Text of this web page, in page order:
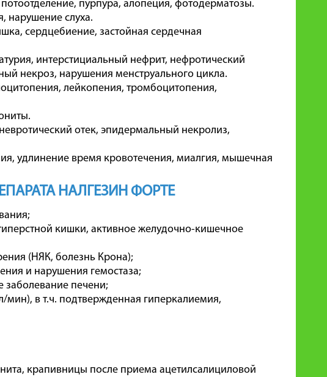
пурпура, алопеция, фотодерматозы.
нарушение слуха.
сердцебиение, застойная сердечная
интерстициальный нефрит, нефротический
некроз, нарушения менструального цикла.
лейкопения, тромбоцитопения,
отек, эпидермальный некролиз,
удлинение время кровотечения, миалгия, мышечная
НАЛГЕЗИН ФОРТЕ
кишки, активное желудочно-кишечное
(НЯК, болезнь Крона);
и нарушения гемостаза;
заболевание печени;
в т.ч. подтвержденная гиперкалиемия,
крапивницы после приема ацетилсалициловой